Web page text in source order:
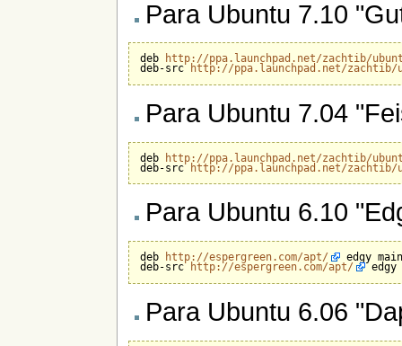
Para Ubuntu 7.10
deb http://ppa.launchpad.net/zachtib/
deb-src http://ppa.launchpad.net/zachtib/
Para Ubuntu 7.04
deb http://ppa.launchpad.net/zachtib/
deb-src http://ppa.launchpad.net/zachtib/
Para Ubuntu 6.10
deb http://espergreen.com/apt/ edgy
deb-src http://espergreen.com/apt/
Para Ubuntu 6.06